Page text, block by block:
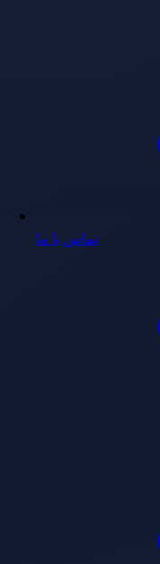
تماس با ما